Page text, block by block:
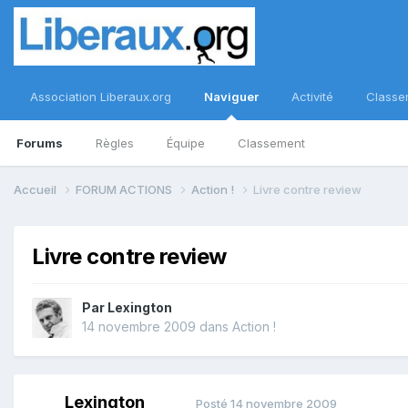
Association Liberaux.org Naviguer
Forums Règles Équipe Classement
Activité
Accueil FORUM ACTIONS Action ! Livre contre review
Livre contre review
Par Lexington
14 novembre 2009 dans Action !
Lexington Posté 14 novembre 2009